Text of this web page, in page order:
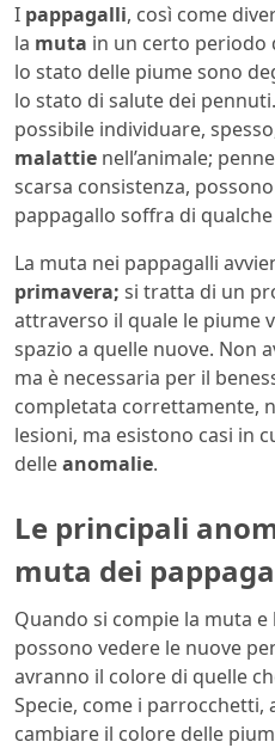
I pappagalli, così come
la muta in un certo periodo
lo stato delle piume sono
lo stato di salute dei
possibile individuare,
malattie nell’animale;
scarsa consistenza,
pappagallo soffra di
La muta nei pappagalli
primavera; si tratta di un
attraverso il quale le piume
spazio a quelle nuove. Non
ma è necessaria per il
completata correttamente,
lesioni, ma esistono casi in
delleanomalie.
Le principali
muta dei
Quando si compie la muta
possono vedere le nuove
avranno il colore di quelle
Specie, come i
cambiare il colore delle